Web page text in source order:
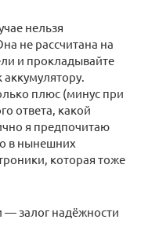
нельзя
не рассчитана на
и прокладывайте
аккумулятору.
плюс (минус при
ответа, какой
я предпочитаю
в нынешних
которая тоже
— залог надёжности